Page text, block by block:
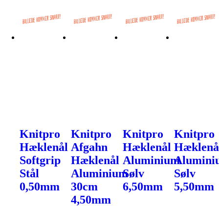
Knitpro
Hæklenål
Softgrip
Stål
0,50mm
Knitpro
Afgahn
Hæklenål
Aluminium
30cm
4,50mm
Knitpro
Hæklenål
Aluminium
Sølv
6,50mm
Knitpro
Sølv
5,50mm